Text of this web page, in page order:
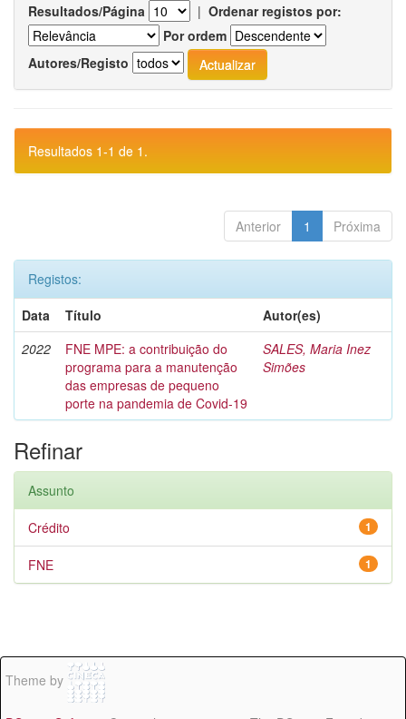
Resultados/Página | Ordenar registos por:
Por ordem
Autores/Registo
Resultados 1-1 de 1.
Anterior 1 Próxima
Registos:
Data
Título
Autor(es)
2022
FNE MPE: a contribuição do
programa para a manutenção
das empresas de pequeno
porte na pandemia de Covid-19
SALES, Maria Inez
Simões
Refinar
Assunto
1
Crédito
1
FNE
Theme by